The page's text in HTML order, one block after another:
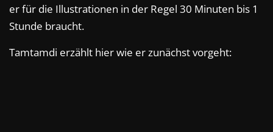
er für die Illustrationen in der Regel 30 Minuten bis 1
Stunde braucht.
Tamtamdi erzählt hier wie er zunächst vorgeht: